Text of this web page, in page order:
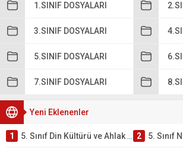
1.SINIF DOSYALARI
3.SINIF DOSYALARI
5.SINIF DOSYALARI
7.SINIF DOSYALARI
Yeni Eklenenler
1 5. Sınıf Din Kültürü ve Ahlak Bilgisi 2. Ünite: Namaz İbadeti Çalışmaları 2 5. Sınıf